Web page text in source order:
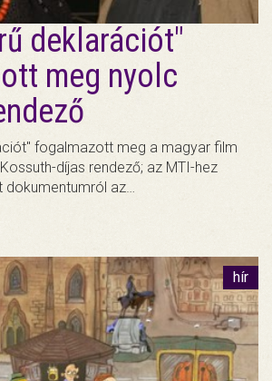
deklarációt"
meg nyolc
fogalmazott meg a magyar film
díjas rendező; az MTI-hez
dokumentumról az…
hír